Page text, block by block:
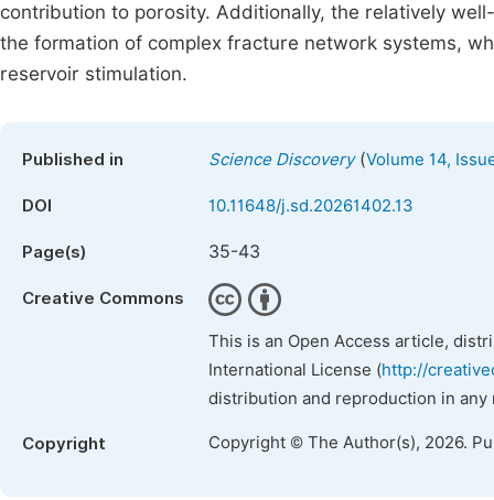
contribution to porosity. Additionally, the relatively
the formation of complex fracture network systems,
reservoir stimulation.
Published in Science Discovery(Volume 14,
DOI 10.11648/j.sd.20261402.13
Page(s) 35-43
Creative Commons
This is an Open Access article,
International License (http://
distribution and reproduction in
Copyright Copyright © The Author(s), 2026.